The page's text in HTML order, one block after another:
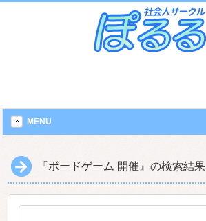
MENU
『ボードゲーム 開催』の検索結果